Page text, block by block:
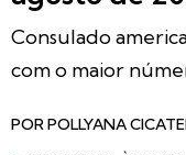
Consulado
com o maior
PORPOLLYANA